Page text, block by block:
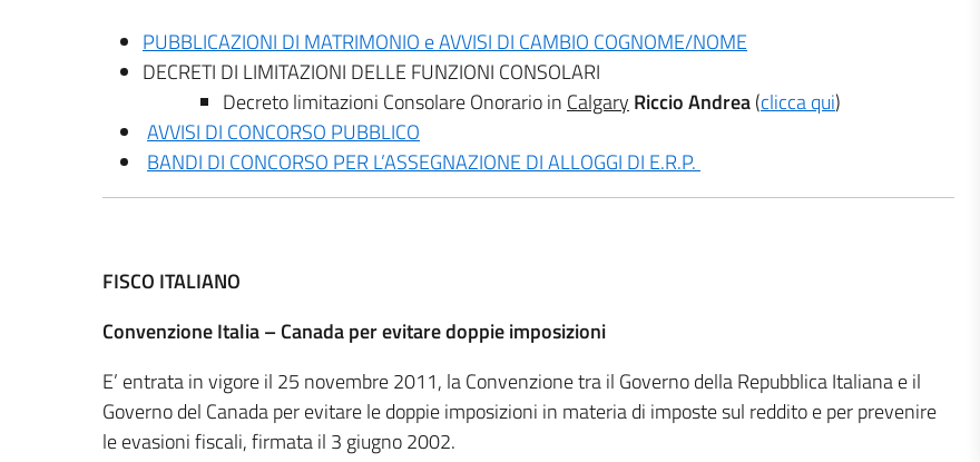
PUBBLICAZIONI DI MATRIMONIO e AVVISI DI CAMBIO COGNOME/NOME
DECRETI DI LIMITAZIONI DELLE FUNZIONI CONSOLARI
Decreto limitazioni Consolare Onorario in Calgary RiccioAndrea(clicca qui)
AVVISI DI CONCORSO PUBBLICO
BANDI DI CONCORSO PER L’ASSEGNAZIONE DI ALLOGGI DI E.R.P.
FISCO ITALIANO
Convenzione Italia – Canada per evitare doppie imposizioni
E’ entrata in vigore il 25 novembre 2011, la Convenzione tra il Governo della Repubblica Italiana e il
Governo del Canada per evitare le doppie imposizioni in materia di imposte sul reddito e per prevenire
le evasioni fiscali, firmata il 3 giugno 2002.